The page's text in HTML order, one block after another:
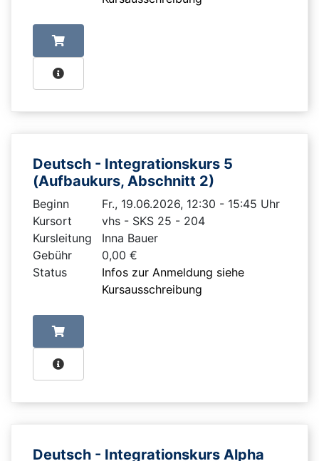
Deutsch - Integrationskurs 5
(Aufbaukurs, Abschnitt 2)
Beginn
Fr., 19.06.2026, 12:30 - 15:45 Uhr
Kursort
vhs - SKS 25 - 204
Kursleitung
Inna Bauer
Gebühr
0,00 €
Status
Infos zur Anmeldung siehe
Kursausschreibung
Deutsch - Integrationskurs Alpha